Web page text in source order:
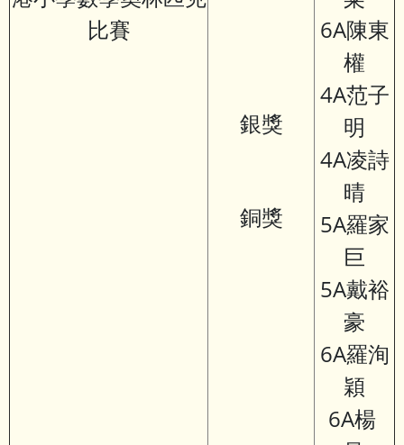
比賽
銀獎
銅獎
6A陳東
權
4A范子
明
4A凌詩
晴
5A羅家
巨
5A戴裕
豪
6A羅洵
穎
6A楊